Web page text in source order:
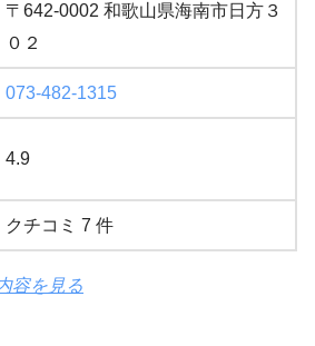
〒642-0002 和歌山県海南市日方３
０２
073-482-1315
4.9
クチコミ 7 件
容を見る